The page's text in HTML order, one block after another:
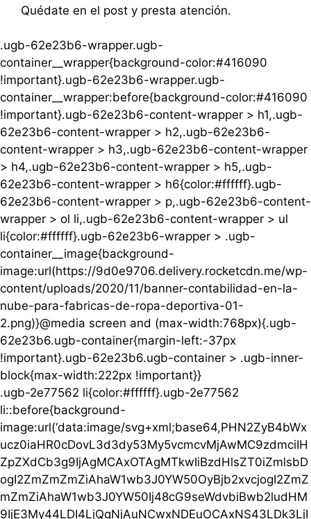
Quédate en el post y presta atención.
.ugb-62e23b6-wrapper.ugb-
container__wrapper{background-color:#416090
!important}.ugb-62e23b6-wrapper.ugb-
container__wrapper:before{background-color:#416090
!important}.ugb-62e23b6-content-wrapper > h1,.ugb-
62e23b6-content-wrapper > h2,.ugb-62e23b6-
content-wrapper > h3,.ugb-62e23b6-content-wrapper
> h4,.ugb-62e23b6-content-wrapper > h5,.ugb-
62e23b6-content-wrapper > h6{color:#ffffff}.ugb-
62e23b6-content-wrapper > p,.ugb-62e23b6-content-
wrapper > ol li,.ugb-62e23b6-content-wrapper > ul
li{color:#ffffff}.ugb-62e23b6-wrapper > .ugb-
container__image{background-
image:url(https://9d0e9706.delivery.rocketcdn.me/wp-
content/uploads/2020/11/banner-contabilidad-en-la-
nube-para-fabricas-de-ropa-deportiva-01-
2.png)}@media screen and (max-width:768px){.ugb-
62e23b6.ugb-container{margin-left:-37px
!important}.ugb-62e23b6.ugb-container > .ugb-inner-
block{max-width:222px !important}}
.ugb-2e77562 li{color:#ffffff}.ugb-2e77562
li::before{background-
image:url(‘data:image/svg+xml;base64,PHN2ZyB4bWx
ucz0iaHR0cDovL3d3dy53My5vcmcvMjAwMC9zdmciIH
ZpZXdCb3g9IjAgMCAxOTAgMTkwIiBzdHlsZT0iZmlsbD
ogI2ZmZmZmZiAhaW1wb3J0YW50OyBjb2xvcjogI2ZmZ
mZmZiAhaW1wb3J0YW50Ij48cG9seWdvbiBwb2ludHM
9IjE3My44LDI4LjQgNjAuNCwxNDEuOCAxNS43LDk3LjI